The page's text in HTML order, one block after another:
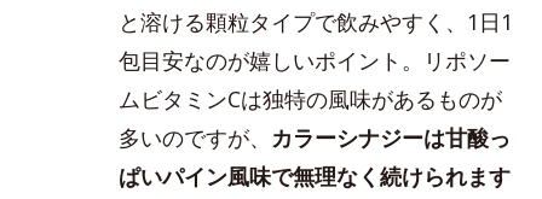
と溶ける顆粒タイプで飲みやすく、1日1
包目安なのが嬉しいポイント。リポソー
ムビタミンCは独特の風味があるものが
多いのですが、 カラーシナジーは甘酸っ
ぱいパイン風味で無理なく続けられます